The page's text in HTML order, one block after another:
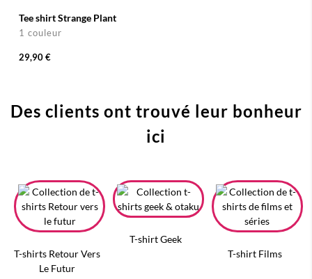
Tee shirt Strange Plant
1 couleur
29,90 €
Des clients ont trouvé leur bonheur
ici
T-shirts Retour Vers
Le Futur
T-shirt Geek
T-shirt Films